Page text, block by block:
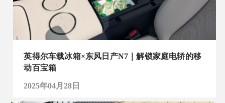
英得尔车载冰箱×东风日产N7｜解锁家庭电轿的移
动百宝箱
2025年04月28日